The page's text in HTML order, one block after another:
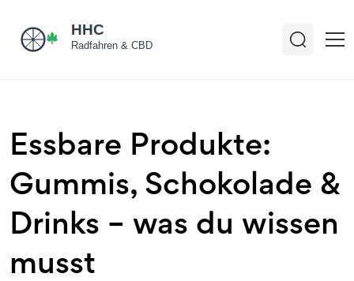
Essbare Produkte:
Gummis, Schokolade &
Drinks – was du wissen
musst